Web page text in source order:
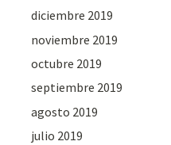
diciembre 2019
noviembre 2019
octubre 2019
septiembre 2019
agosto 2019
julio 2019